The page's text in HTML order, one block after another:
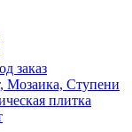
заказ
Мозаика, Ступени
плитка